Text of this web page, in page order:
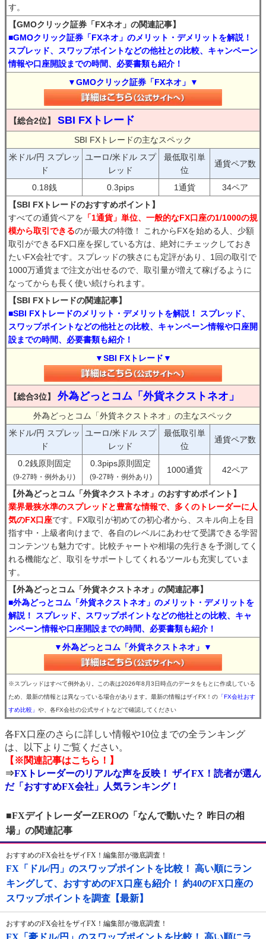
す。
【GMOクリック証券「FXネオ」の関連記事】
■GMOクリック証券「FXネオ」のメリット・デメリットを解説！
スプレッド、スワップポイントなどの他社との比較、キャンペーン
情報や口座開設までの時間、必要書類も紹介！
▼GMOクリック証券「FXネオ」▼
【総合2位】 SBI FXトレード
SBI FXトレードの主なスペック
米ドル/円 スプレッ
ド
ユーロ/米ドル スプ
レッド
最低取引単
位
通貨ペア数
0.18銭 0.3pips 1通貨
34ペア
【SBI FXトレードのおすすめポイント】
すべての通貨ペアを 「1通貨」単位、一般的なFX口座の1/1000の規
模から取引できるのが最大の特徴！ これからFXを始める人、少額
取引ができるFX口座を探している方は、絶対にチェックしておき
たいFX会社です。スプレッドの狭さにも定評があり、1回の取引で
1000万通貨まで注文が出せるので、取引量が増えて稼げるように
なってからも長く使い続けられます。
【SBI FXトレードの関連記事】
■SBI FXトレードのメリット・デメリットを解説！ スプレッド、
スワップポイントなどの他社との比較、キャンペーン情報や口座開
設までの時間、必要書類も紹介！
▼SBI FXトレード▼
【総合3位】 外為どっとコム「外貨ネクストネオ」
外為どっとコム「外貨ネクストネオ」の主なスペック
米ドル/円 スプレッ
ド
ユーロ/米ドル スプ
レッド
最低取引単
位
通貨ペア数
0.2銭原則固定
(9-27時・例外あり)
0.3pips原則固定
(9-27時・例外あり)
1000通貨 42ペア
【外為どっとコム「外貨ネクストネオ」のおすすめポイント】
業界最狭水準のスプレッドと豊富な情報で、多くのトレーダーに人
気のFX口座です。FX取引が初めての初心者から、スキル向上を目
指す中・上級者向けまで、各自のレベルにあわせて受講できる学習
コンテンツも魅力です。比較チャートや相場の先行きを予測してく
れる機能など、取引をサポートしてくれるツールも充実していま
す。
【外為どっとコム「外貨ネクストネオ」の関連記事】
■外為どっとコム「外貨ネクストネオ」のメリット・デメリットを
解説！ スプレッド、スワップポイントなどの他社との比較、キャ
ンペーン情報や口座開設までの時間、必要書類も紹介！
▼外為どっとコム「外貨ネクストネオ」▼
※スプレッドはすべて例外あり。この表は2026年8月3日時点のデータをもとに作成している
ため、最新の情報とは異なっている場合があります。最新の情報はザイFX！の 「FX会社おす
すめ比較」 や、各FX会社の公式サイトなどで確認してください
各FX口座のさらに詳しい情報や10位までの全ランキング
は、以下よりご覧ください。
【※関連記事はこちら！】
⇒FXトレーダーのリアルな声を反映！ ザイFX！読者が選ん
だ「おすすめFX会社」人気ランキング！
■FXデイトレーダーZEROの「なんで動いた？ 昨日の相
場」の関連記事
おすすめのFX会社をザイFX！編集部が徹底調査！
FX「ドル/円」のスワップポイントを比較！ 高い順にラン
キングして、おすすめのFX口座も紹介！ 約40のFX口座の
スワップポイントを調査【最新】
おすすめのFX会社をザイFX！編集部が徹底調査！
FX「豪ドル/円」のスワップポイントを比較！ 高い順にラ